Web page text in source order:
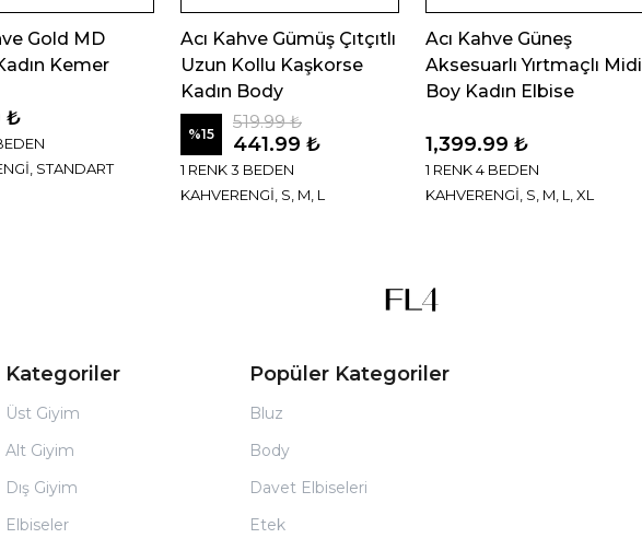
Gold MD
Kemer
₺
STANDART
Acı Kahve Gümüş Çıtçıtlı
Uzun Kollu Kaşkorse
Kadın Body
%15
519.99 ₺
441.99 ₺
1 RENK 3 BEDEN
KAHVERENGİ, S, M, L
Acı Kahve Güneş
Aksesuarlı Yırtmaçlı Midi
Boy Kadın Elbise
1,399.99 ₺
1 RENK 4 BEDEN
KAHVERENGİ, S, M, L, XL
Kategoriler
Üst Giyim
Alt Giyim
Dış Giyim
Elbiseler
Popüler Kategoriler
Bluz
Body
Davet Elbiseleri
Etek